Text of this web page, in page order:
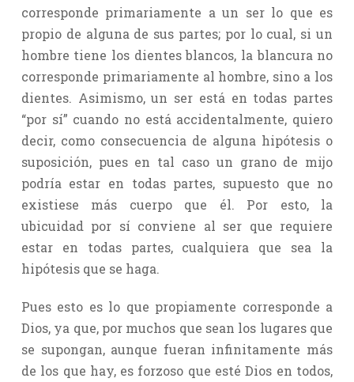
corresponde primariamente a un ser lo que es
propio de alguna de sus partes; por lo cual, si un
hombre tiene los dientes blancos, la blancura no
corresponde primariamente al hombre, sino a los
dientes. Asimismo, un ser está en todas partes
“por sí” cuando no está accidentalmente, quiero
decir, como consecuencia de alguna hipótesis o
suposición, pues en tal caso un grano de mijo
podría estar en todas partes, supuesto que no
existiese más cuerpo que él. Por esto, la
ubicuidad por sí conviene al ser que requiere
estar en todas partes, cualquiera que sea la
hipótesis que se haga.
Pues esto es lo que propiamente corresponde a
Dios, ya que, por muchos que sean los lugares que
se supongan, aunque fueran infinitamente más
de los que hay, es forzoso que esté Dios en todos,